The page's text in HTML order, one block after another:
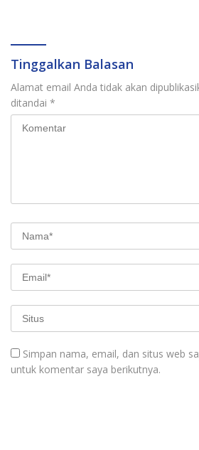
Tinggalkan Balasan
Alamat email Anda tidak akan
ditandai *
Simpan nama, email, dan situs web
untuk komentar saya berikutnya.